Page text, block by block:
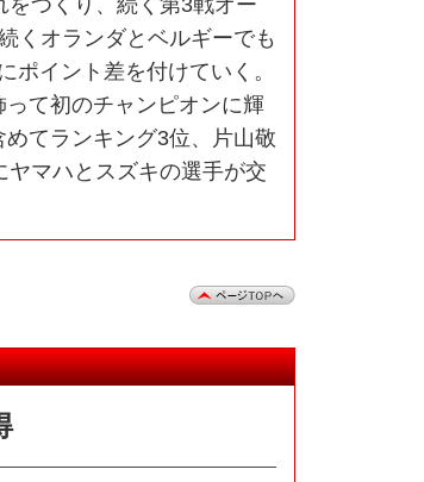
くオランダとベルギーでも
ポイント差を付けていく。
て初のチャンピオンに輝
てランキング3位、片山敬
マハとスズキの選手が交